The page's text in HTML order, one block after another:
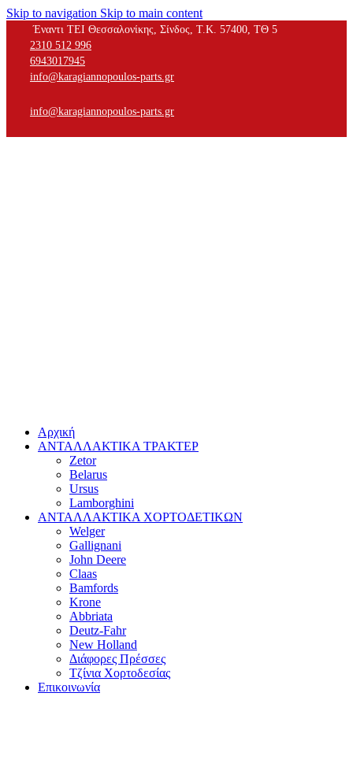
Skip to navigation Skip to main content
Έναντι ΤΕΙ Θεσσαλονίκης, Σίνδος, Τ.Κ. 57400, ΤΘ 5
2310 512 996
6943017945
info@karagiannopoulos-parts.gr
info@karagiannopoulos-parts.gr
Αρχική
ΑΝΤΑΛΛΑΚΤΙΚΑ ΤΡΑΚΤΕΡ
Zetor
Belarus
Ursus
Lamborghini
ΑΝΤΑΛΛΑΚΤΙΚΑ ΧΟΡΤΟΔΕΤΙΚΩΝ
Welger
Gallignani
John Deere
Claas
Bamfords
Krone
Abbriata
Deutz-Fahr
New Holland
Διάφορες Πρέσσες
Τζίνια Χορτοδεσίας
Επικοινωνία